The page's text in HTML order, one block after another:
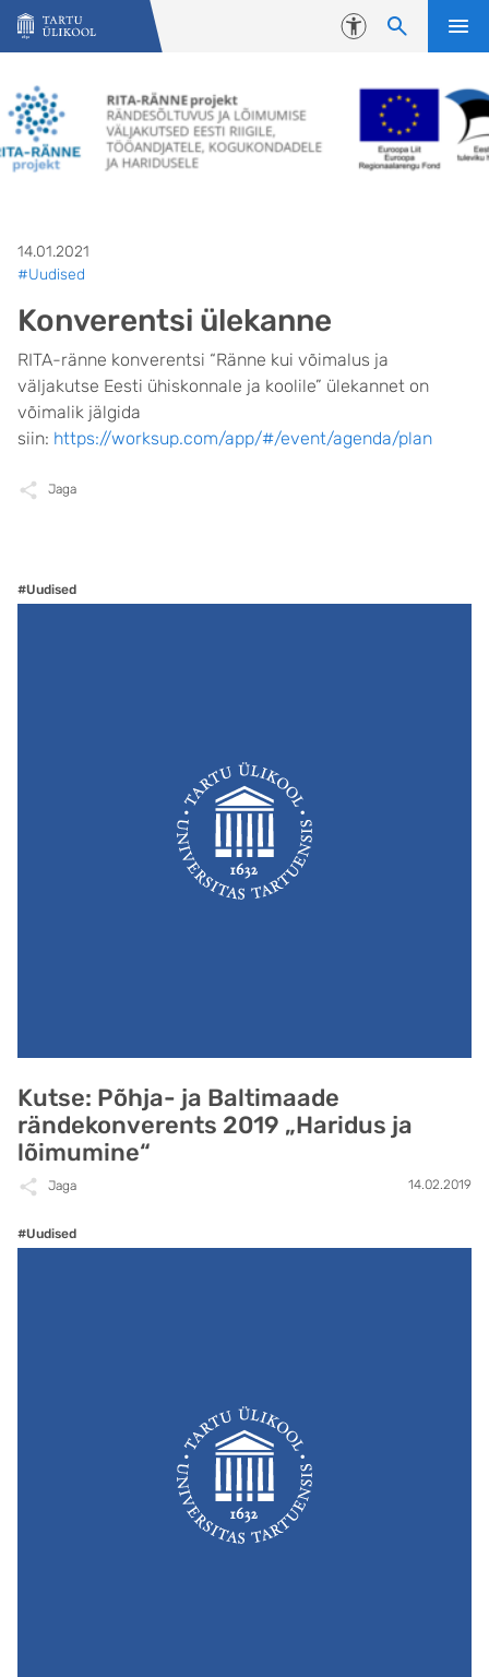
Liigu edasi põhisisu juurde
Juurdepääsetavus
14.01.2021
#Uudised
Konverentsi ülekanne
RITA-ränne konverentsi “Ränne kui võimalus ja
väljakutse Eesti ühiskonnale ja koolile” ülekannet on
võimalik jälgida
siin: https://worksup.com/app/#/event/agenda/plan
Jaga
#Uudised
Kutse: Põhja- ja Baltimaade
rändekonverents 2019 „Haridus ja
lõimumine“
Jaga 14.02.2019
#Uudised